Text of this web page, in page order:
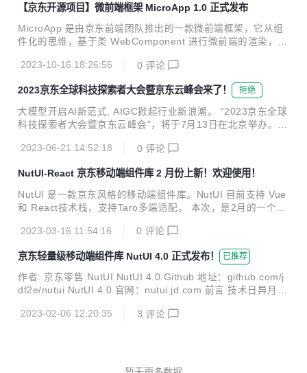
【京东开源项目】微前端框架 MicroApp 1.0 正式发布
MicroApp 是由京东前端团队推出的一款微前端框架，它从组
件化的思维，基于类 WebComponent 进行微前端的渲染，旨
不和业务绑定，可以用于任何前端框架。
2023-10-16 18:26:56 0 评论
2023京东全球科技探索者大会暨京东云峰会来了！ 拒绝
大模型开启AI新范式, AIGC掀起行业新浪潮。 “2023京东全球
科技探索者大会暨京东云峰会”，将于7月13日在北京举办。
度融合，将重磅发布京东大模型，推出新一代数字基础设施，
新视角，新产品，新合作。本次大会，除上午主论坛外，下午
并行京东技术实践、数字基础设施、数智零售、健康科技、供
应链金融科技、物流数智时空、数字城市、数智金融、京东科
科技探索者大会暨京东云峰会”，用科技点燃产业烟火，用实
2023-06-21 14:52:18 0 评论
NutUI-React 京东移动端组件库 2 月份上新！欢迎使用！
NutUI 是一款京东风格的移动端组件库。NutUI 目前支持 Vue
和 React技术栈，支持Taro多端适配。 本次，是2月的一个示
复、增加示例上做了急行军，共合并70+PR，修复近40个issu
e。这里我们选取一些组件的新增示例，供您参考！ 期待您早
日成为我们共建大军中的一员！ 官网GitHub:点击进入 欢迎共
建、使用！ Badge：样式自定义 核心代码： const customT
heme = { nutuiBadgeBorderRadius: '12px 12px 12px 0', }
2023-03-16 11:54:16 0 评论
京东轻量级移动端组件库 NutUI 4.0 正式发布！ 已推荐
作者: 京东零售 NutUI NutUI 4.0 Github 地址：github.com/j
df2e/nutui NutUI 4.0 官网：nutui.jd.com 前言 技术日异月
v2.0、v3.0 三次技术蜕变，仍面临很多兼容、破坏性调整的需
0。 NutUI 4.0 带来了 CSS 动态主题、icon 图标库、自动按
2023-02-06 12:20:35 3 评论